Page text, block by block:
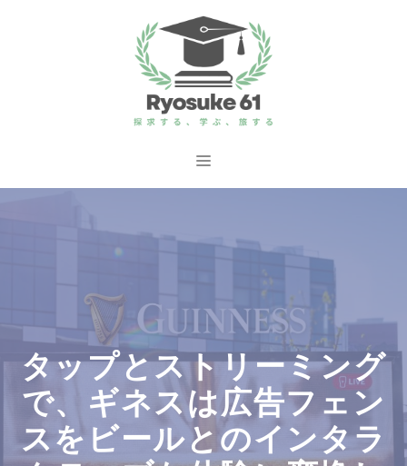
ス
メ
ー
タップとストリーミング
で、ギネスは広告フェン
スをビールとのインタラ